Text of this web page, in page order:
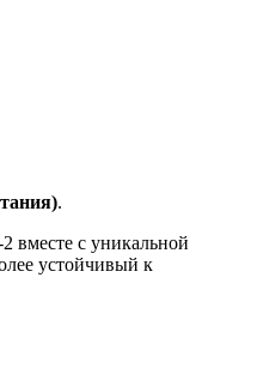
.
вместе с уникальной
устойчивый к